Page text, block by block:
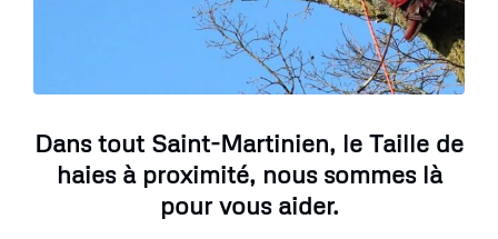
Dans tout Saint-Martinien, le Taille de
haies à proximité, nous sommes là
pour vous aider.